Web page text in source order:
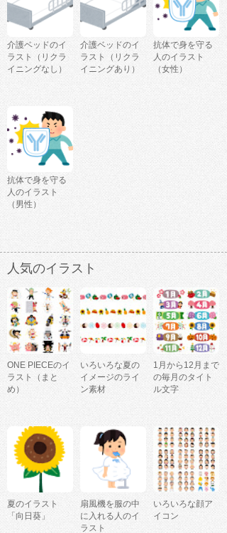
介護ベッドのイ
ラスト（リクラ
イニングなし）
介護ベッドのイ
ラスト（リクラ
イニングあり）
抗体で身を守る
人のイラスト
（女性）
抗体で身を守る
人のイラスト
（男性）
人気のイラスト
ONE PIECEのイ
ラスト（まと
め）
いろいろな夏の
イメージのライ
ン素材
1月から12月まで
の毎月のタイト
ル文字
夏のイラスト
「向日葵」
扇風機を服の中
に入れる人のイ
ラスト
いろいろな顔ア
イコン